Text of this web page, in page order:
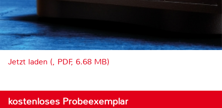
Jetzt laden (, PDF, 6.68 MB)
kostenloses Probeexemplar